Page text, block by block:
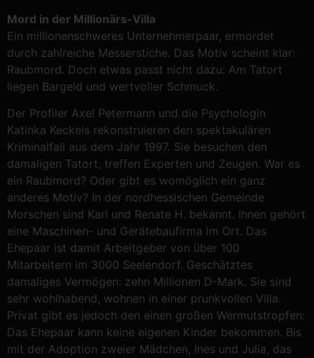
Mord in der Millionärs-Villa
Ein millionenschweres Unternehmerpaar, ermordet
durch zahlreiche Messerstiche. Das Motiv scheint klar:
Raubmord. Doch etwas passt nicht dazu: Am Tatort
liegen Bargeld und wertvoller Schmuck.
Der Profiler Axel Petermann und die Psychologin
Katinka Keckeis rekonstruieren den spektakulären
Kriminalfall aus dem Jahr 1997. Sie besuchen den
damaligen Tatort, treffen Experten und Zeugen. War es
ein Raubmord? Oder gibt es womöglich ein ganz
anderes Motiv? In der nordhessischen Gemeinde
Morschen sind Karl und Renate H. bekannt. Ihnen gehört
eine Maschinen- und Gerätebaufirma im Ort. Das
Ehepaar ist damit Arbeitgeber von über 100
Mitarbeitern im 3000 Seelendorf. Geschätztes
damaliges Vermögen: zehn Millionen D-Mark. Sie sind
sehr wohlhabend, wohnen in einer prunkvollen Villa.
Privat gibt es jedoch den einen großen Wermutstropfen:
Das Ehepaar kann keine eigenen Kinder bekommen. Bis
mit der Adoption zweier Mädchen, Ines und Julia, das